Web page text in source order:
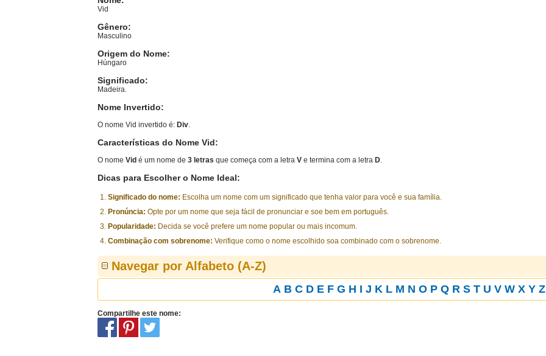
Vid
Gênero:
Masculino
Origem do Nome:
Húngaro
Significado:
Madeira.
Nome Invertido:
O nome Vid invertido é: Div.
Características do Nome Vid:
O nome Vid é um nome de 3 letras que começa com a letra V e termina com a letra D.
Dicas para Escolher o Nome Ideal:
Significado do nome: Escolha um nome com um significado que tenha valor para você e sua família.
Pronúncia: Opte por um nome que seja fácil de pronunciar e soe bem em português.
Popularidade: Decida se você prefere um nome popular ou mais incomum.
Combinação com sobrenome: Verifique como o nome escolhido soa combinado com o sobrenome.
Navegar por Alfabeto (A-Z)
A B C D E F G H I J K L M N O P Q R S T U V W X Y Z
Compartilhe este nome: